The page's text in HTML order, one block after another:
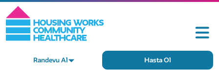
Randevu Al Hasta Ol